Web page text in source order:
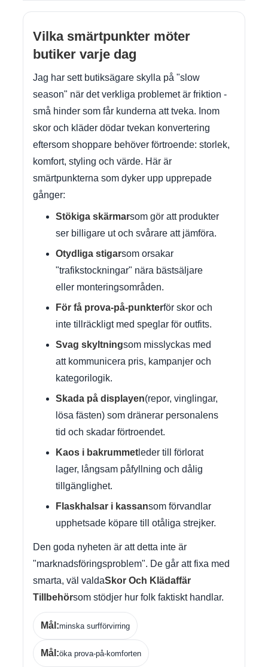
Vilka smärtpunkter möter
butiker varje dag
Jag har sett butiksägare skylla på "slow
season" när det verkliga problemet är friktion -
små hinder som får kunderna att tveka. Inom
skor och kläder dödar tvekan konvertering
eftersom shoppare behöver förtroende: storlek,
komfort, styling och värde. Här är
smärtpunkterna som dyker upp upprepade
gånger:
Stökiga skärmarsom gör att produkter
ser billigare ut och svårare att jämföra.
Otydliga stigarsom orsakar
"trafikstockningar" nära bästsäljare
eller monteringsområden.
För få prova-på-punkterför skor och
inte tillräckligt med speglar för outfits.
Svag skyltningsom misslyckas med
att kommunicera pris, kampanjer och
kategorilogik.
Skada på displayen(repor, vinglingar,
lösa fästen) som dränerar personalens
tid och skadar förtroendet.
Kaos i bakrummet leder till förlorat
lager, långsam påfyllning och dålig
tillgänglighet.
Flaskhalsar i kassansom förvandlar
upphetsade köpare till otåliga strejker.
Den goda nyheten är att detta inte är
"marknadsföringsproblem". De går att fixa med
smarta, väl valdaSkor Och Klädaffär
Tillbehörsom stödjer hur folk faktiskt handlar.
Mål:minska surfförvirring
Mål:öka prova-på-komforten